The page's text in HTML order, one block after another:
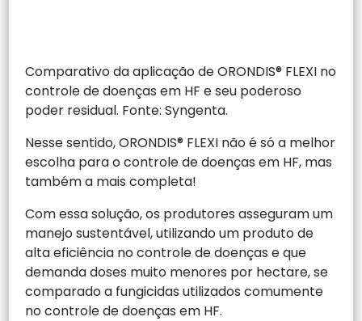
Comparativo da aplicação de ORONDIS® FLEXI no
controle de doenças em HF e seu poderoso
poder residual. Fonte: Syngenta.
Nesse sentido, ORONDIS® FLEXI não é só a melhor
escolha para o controle de doenças em HF, mas
também a mais completa!
Com essa solução, os produtores asseguram um
manejo sustentável, utilizando um produto de
alta eficiência no controle de doenças e que
demanda doses muito menores por hectare, se
comparado a fungicidas utilizados comumente
no controle de doenças em HF.